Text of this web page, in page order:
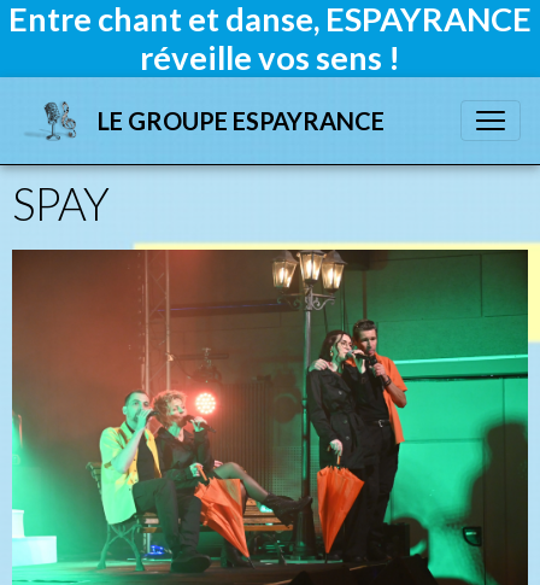
Entre chant et danse, ESPAYRANCE
réveille vos sens !
LE GROUPE ESPAYRANCE
SPAY